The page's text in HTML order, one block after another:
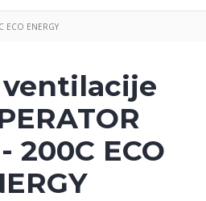
ECO ENERGY
200C ECO